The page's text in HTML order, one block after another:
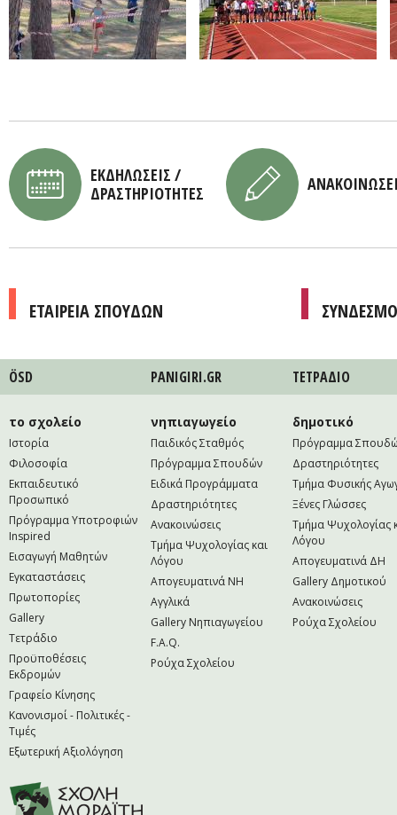
ΕΚΔΗΛΩΣΕΙΣ /
ΔΡΑΣΤΗΡΙΟΤΗΤΕΣ
ΕΤΑΙΡΕΙΑ ΣΠΟΥΔΩΝ
ÖSD PANIGIRI.GR ΤΕΤΡAΔΙΟ
το σχολείο
Ιστορία
Φιλοσοφία
Εκπαιδευτικό
Προσωπικό
Πρόγραμμα Υποτροφιών
Inspired
Εισαγωγή Μαθητών
Εγκαταστάσεις
Πρωτοπορίες
Gallery
Τετράδιο
Προϋποθέσεις
Εκδρομών
Γραφείο Κίνησης
Κανονισμοί - Πολιτικές -
Τιμές
Εξωτερική Αξιολόγηση
νηπιαγωγείο
Παιδικός Σταθμός
Πρόγραμμα Σπουδών
Ειδικά Προγράμματα
Δραστηριότητες
Ανακοινώσεις
Τμήμα Ψυχολογίας και
Λόγου
Απογευματινά NH
Αγγλικά
Gallery Νηπιαγωγείου
F.A.Q.
Ρούχα Σχολείου
δημοτικό
Πρόγραμμα
Δραστηριότητες
Τμήμα Φυσικής
Ξένες Γλώσσες
Τμήμα Ψυχολογίας
Λόγου
Απογευματινά ΔΗ
Gallery Δημοτικού
Ανακοινώσεις
Ρούχα Σχολείου